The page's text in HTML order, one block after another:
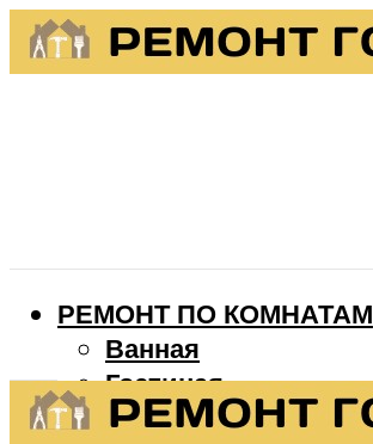
РЕМОНТ ПО КОМНАТАМ
Ванная
Гостиная
Детская